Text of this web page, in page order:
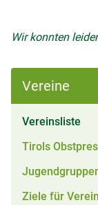
Vereine
Vereinsliste
Tirols
Ziele für
Wir konnten